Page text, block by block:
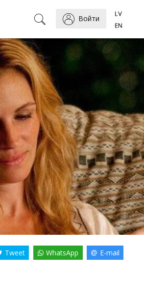
Войти
Tweet WhatsApp E-mail